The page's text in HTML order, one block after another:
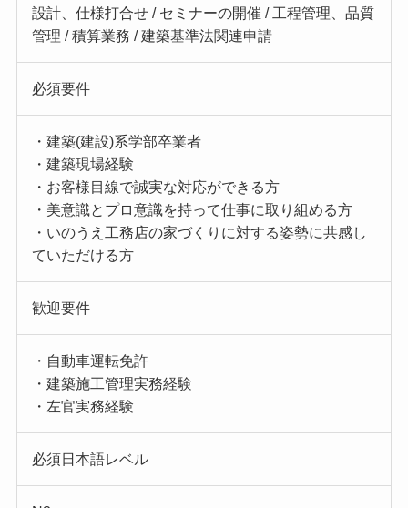
設計、仕様打合せ / セミナーの開催 / 工程管理、品質
管理 / 積算業務 / 建築基準法関連申請
必須要件
・建築(建設)系学部卒業者
・建築現場経験
・お客様目線で誠実な対応ができる方
・美意識とプロ意識を持って仕事に取り組める方
・いのうえ工務店の家づくりに対する姿勢に共感し
ていただける方
歓迎要件
・自動車運転免許
・建築施工管理実務経験
・左官実務経験
必須日本語レベル